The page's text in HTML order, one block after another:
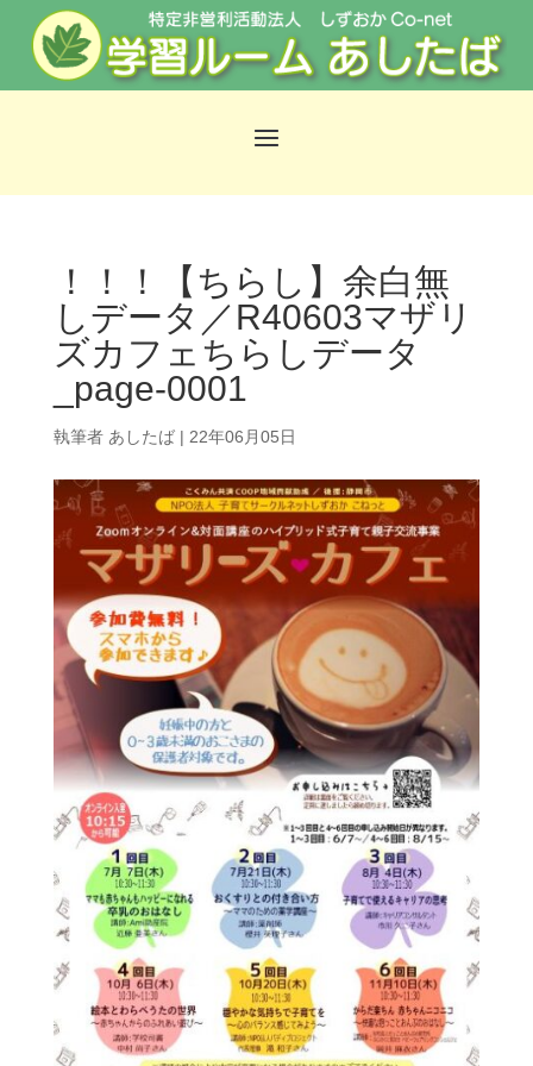
！！！【ちらし】余白無
しデータ／R40603マザリ
ズカフェちらしデータ
_page-0001
執筆者 あしたば| 22年06月05日